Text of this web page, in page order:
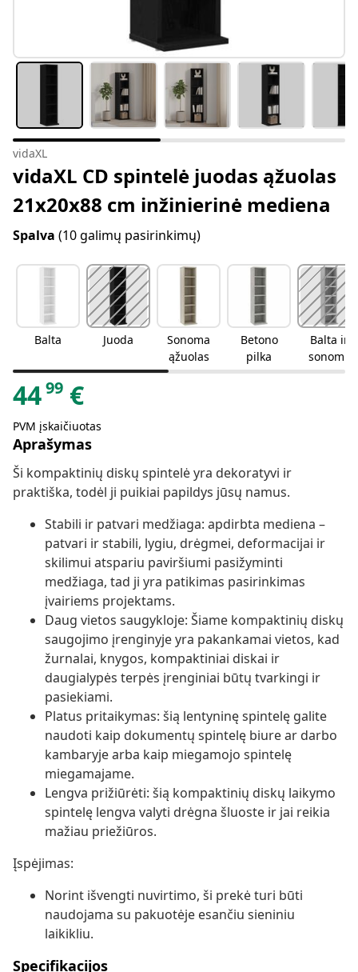
vidaXL
vidaXL CD spintelė juodas ąžuolas
21x20x88 cm inžinierinė mediena
Spalva (10 galimų pasirinkimų)
Balta Juoda
Sonoma
ąžuolas
Betono
pilka
Balta ir
sonoma
ąžuolo
4499 €
PVM įskaičiuotas
Aprašymas
Ši kompaktinių diskų spintelė yra dekoratyvi ir
praktiška, todėl ji puikiai papildys jūsų namus.
Stabili ir patvari medžiaga: apdirbta mediena –
patvari ir stabili, lygiu, drėgmei, deformacijai ir
skilimui atspariu paviršiumi pasižyminti
medžiaga, tad ji yra patikimas pasirinkimas
įvairiems projektams.
Daug vietos saugykloje: Šiame kompaktinių diskų
saugojimo įrenginyje yra pakankamai vietos, kad
žurnalai, knygos, kompaktiniai diskai ir
daugialypės terpės įrenginiai būtų tvarkingi ir
pasiekiami.
Platus pritaikymas: šią lentyninę spintelę galite
naudoti kaip dokumentų spintelę biure ar darbo
kambaryje arba kaip miegamojo spintelę
miegamajame.
Lengva prižiūrėti: šią kompaktinių diskų laikymo
spintelę lengva valyti drėgna šluoste ir jai reikia
mažiau priežiūros.
Įspėjimas:
Norint išvengti nuvirtimo, ši prekė turi būti
naudojama su pakuotėje esančiu sieniniu
laikikliu.
Specifikacijos